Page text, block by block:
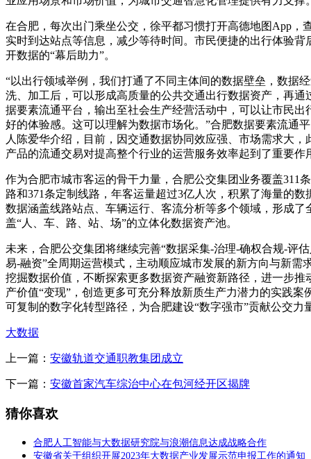
在合肥，每次出门乘坐公交，徐平都习惯打开高德地图App，
实时到达站点等信息，减少等待时间。市民便捷的出行体验背
开数据的“幕后助力”。
“以出行领域举例，我们打通了不同主体间的数据壁垒，数据
洗、加工后，可以形成高质量的公共交通出行数据资产，再通
据要素流通平台，输出至社会生产经营活动中，可以让市民出
好的体验感。这可以理解为数据市场化。”合肥数据要素流通
人陈爱华介绍，目前，因交通数据协同效应强、市场需求大，
产品的流通交易对提高整个行业的运营服务效率起到了重要作
作为合肥市城市客运的骨干力量，合肥公交集团业务覆盖311
路和371条定制线路，年客运量超过3亿人次，积累了海量的数
数据涵盖线路站点、车辆运行、客流分析等多个领域，形成了
盖“人、车、路、站、场”的立体化数据资产池。
未来，合肥公交集团将继续完善“数据采集-治理-确权合规-评
易-融资”全周期运营模式，主动顺应城市发展的新方向与新需
挖掘数据价值，不断探索更多数据资产融资新路径，进一步推
产价值“变现”，创造更多可充分释放新质生产力潜力的实践案
可复制的数字化转型路径，为合肥建设“数字强市”贡献公交力
大数据
上一篇： 安徽轨道交通职教集团成立
下一篇： 安徽首家汽车综治中心在包河经开区揭牌
猜你喜欢
合肥人工智能与大数据研究院与浪潮信息达成战略合作
安徽省关于组织开展2023年大数据产业发展示范申报工作的通知